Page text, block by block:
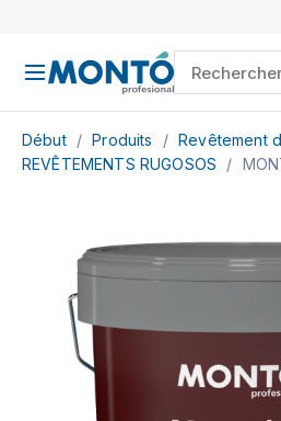
Début / Produits / Revêtement
REVÊTEMENTS RUGOSOS
/